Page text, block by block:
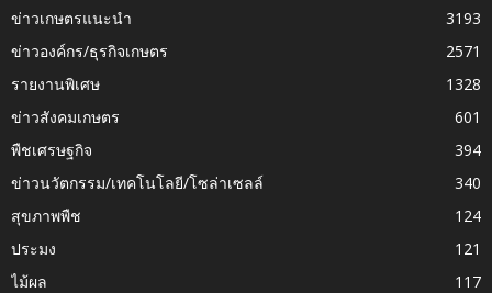
ข่าวเกษตรแนะนำ
3193
ข่าวองค์กร/ธุรกิจเกษตร
2571
รายงานพิเศษ
1328
ข่าวสังคมเกษตร
601
พืชเศรษฐกิจ
394
ข่าวนวัตกรรม/เทคโนโลยี/โซล่าเซลล์
340
สุขภาพพืช
124
ประมง
121
ไม้ผล
117